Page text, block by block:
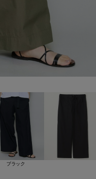
ブラック